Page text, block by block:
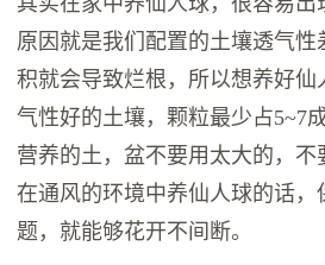
原因就是我们配置的土壤透气
积就会导致烂根，所以想养好
气性好的土壤，颗粒最少占5~7
营养的土，盆不要用太大的，不
在通风的环境中养仙人球的话，
题，就能够花开不间断。